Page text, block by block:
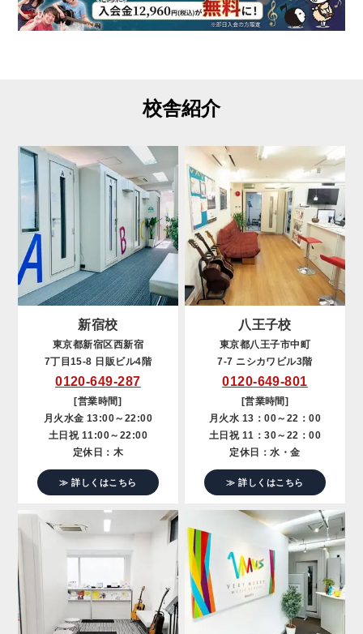
校舎紹介
新宿校
東京都新宿区西新宿
7丁目15-8 日販ビル4階
0120-649-287
[営業時間]
月火水金 13:00～22:00
土日祝 11:00～22:00
定休日：木
≫ 詳しくはこちら
八王子校
東京都八王子市中町
7-7 ニシカワビル3階
0120-649-801
[営業時間]
月火水 13：00～22：00
土日祝 11：30～22：00
定休日：水・金
≫ 詳しくはこちら